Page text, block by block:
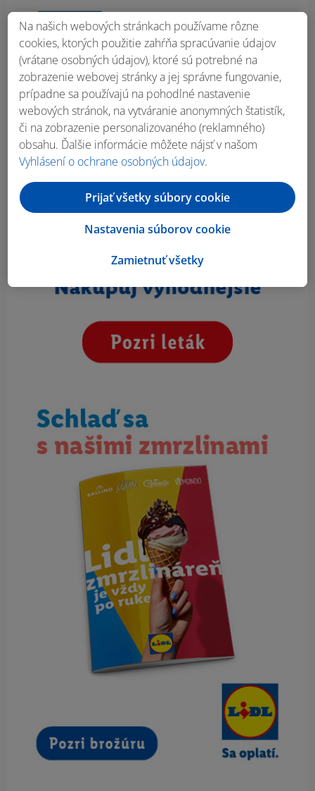
Na našich webových stránkach používame rôzne
cookies, ktorých použitie zahŕňa spracúvanie údajov
(vrátane osobných údajov), ktoré sú potrebné na
zobrazenie webovej stránky a jej správne fungovanie,
prípadne sa používajú na pohodlné nastavenie
webových stránok, na vytváranie anonymných štatistík,
či na zobrazenie personalizovaného (reklamného)
obsahu. Ďalšie informácie môžete nájsť v našom
Vyhlásení o ochrane osobných údajov.
Zamietnuť všetky
Nastavenia súborov cookie
Prijať všetky súbory cookie